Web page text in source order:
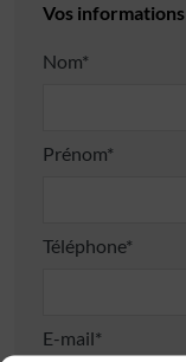
Vos informations
Nom*
Prénom*
Téléphone*
E-mail*